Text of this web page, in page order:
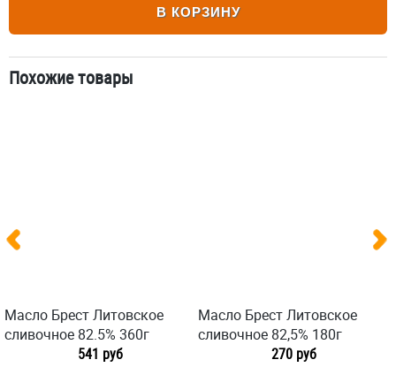
В КОРЗИНУ
Похожие товары
Масло Брест Литовское
сливочное 82.5% 360г
541 руб
Масло Брест Литовское
сливочное 82,5% 180г
270 руб